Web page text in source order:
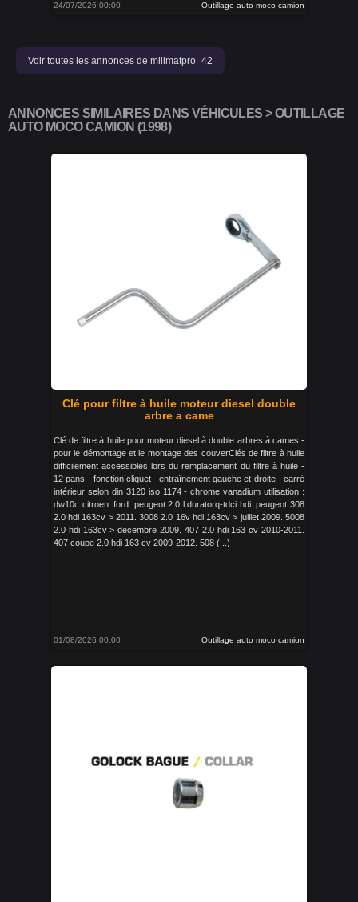
24/07/2026 00:00 Outillage auto moco camion
Voir toutes les annonces de millmatpro_42
ANNONCES SIMILAIRES DANS VÉHICULES > OUTILLAGE
AUTO MOCO CAMION (1998)
Clé pour filtre à huile moteur diesel double
arbre a came
Clé de filtre à huile pour moteur diesel à double arbres à cames -
pour le démontage et le montage des couverClés de filtre à huile
difficilement accessibles lors du remplacement du filtre à huile -
12 pans - fonction cliquet - entraînement gauche et droite - carré
intérieur selon din 3120 iso 1174 - chrome vanadium utilisation :
dw10c citroen. ford. peugeot 2.0 l duratorq-tdci hdi: peugeot 308
2.0 hdi 163cv > 2011. 3008 2.0 16v hdi 163cv > juillet 2009. 5008
2.0 hdi 163cv > decembre 2009. 407 2.0 hdi 163 cv 2010-2011.
407 coupe 2.0 hdi 163 cv 2009-2012. 508 (...)
01/08/2026 00:00 Outillage auto moco camion